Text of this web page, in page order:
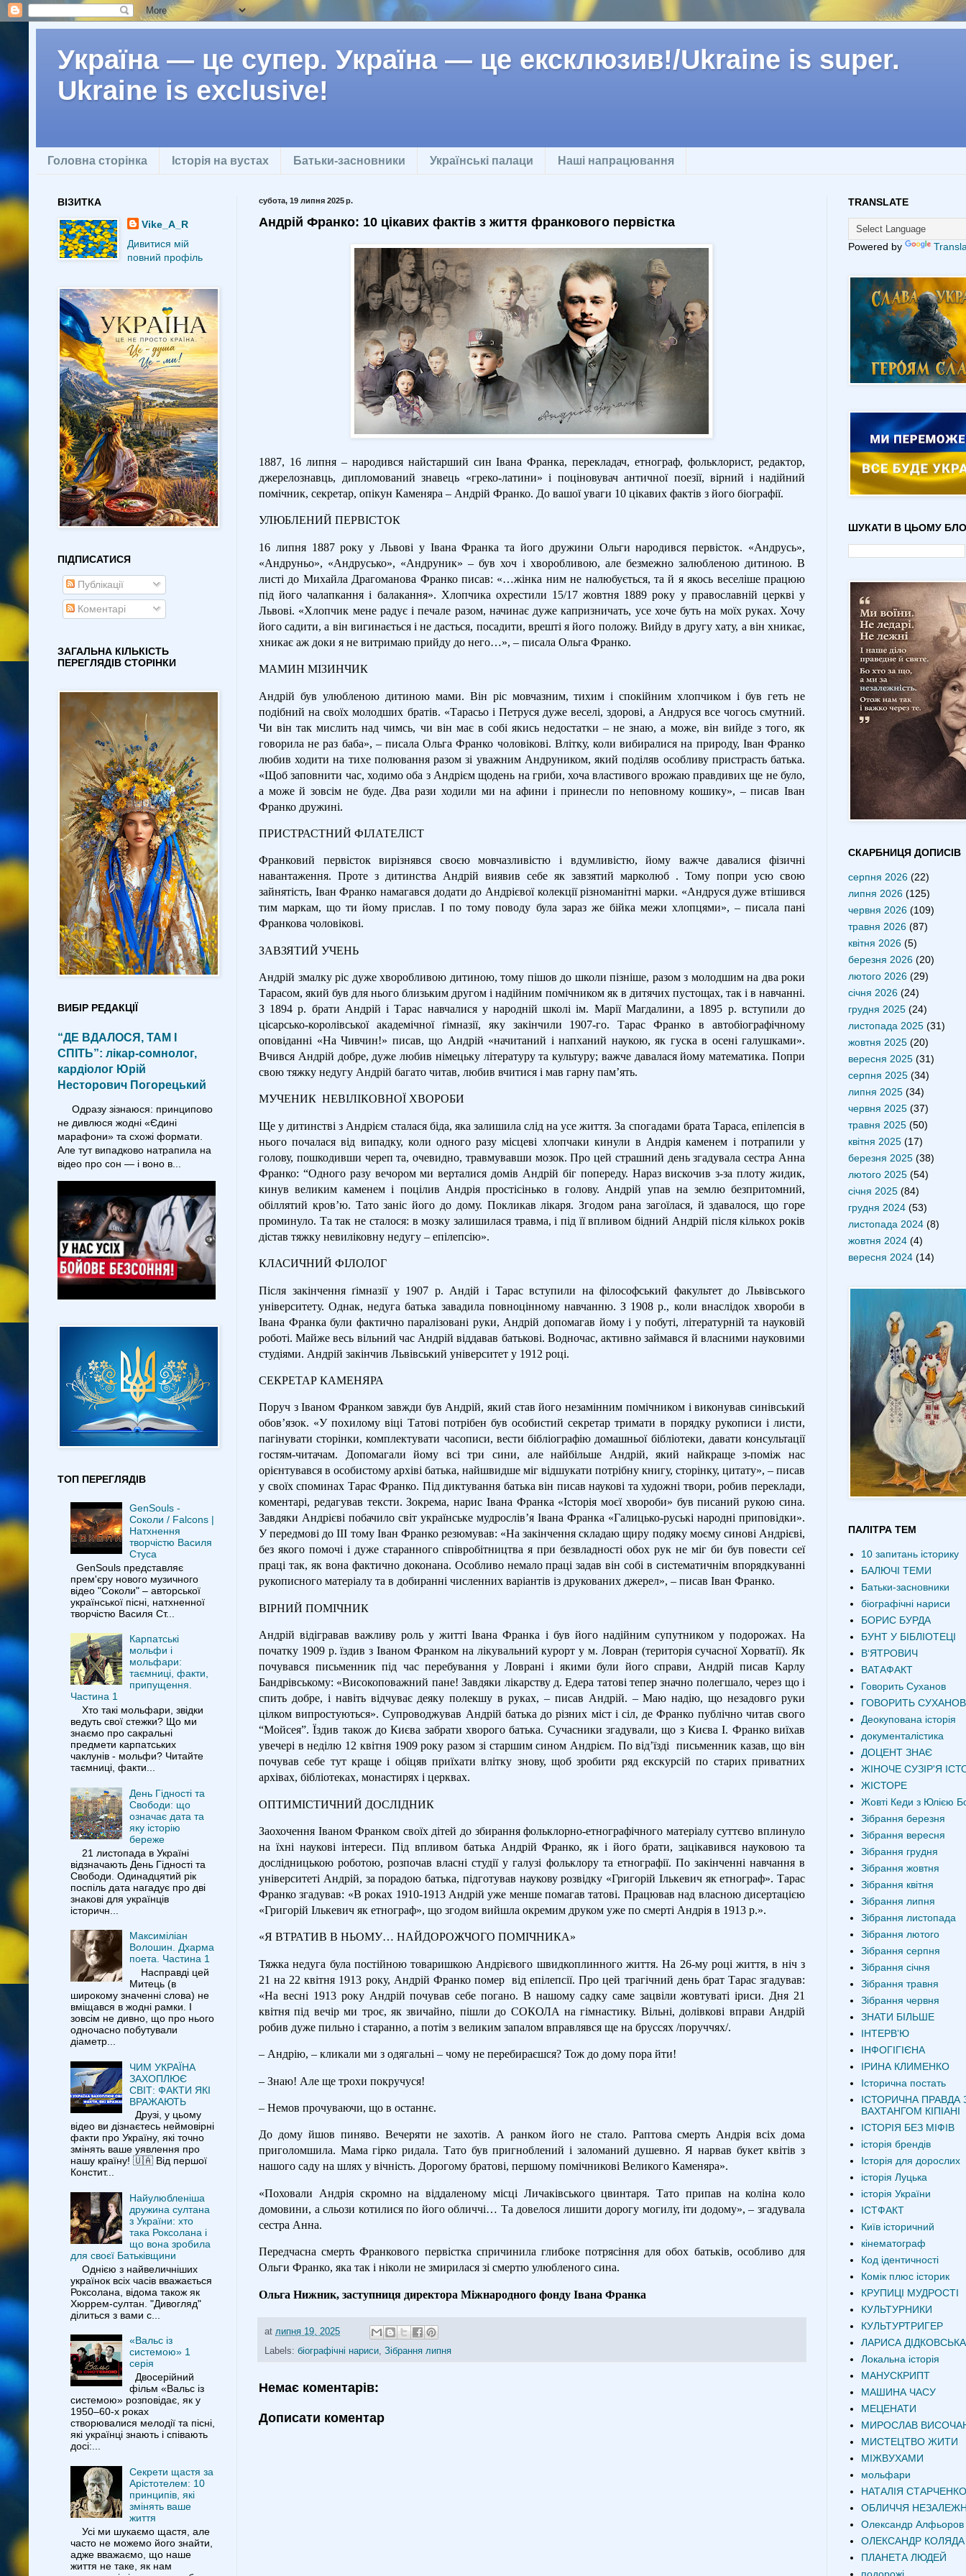
Україна — це супер. Україна — це ексклюзив!/Ukraine is super.
Ukraine is exclusive!
Головна сторінка Історія на вустах Батьки-засновники Українські палаци Наші напрацювання
субота, 19 липня 2025 р.
Андрій Франко: 10 цікавих фактів з життя франкового первістка
1887, 16 липня – народився найстарший син Івана Франка, перекладач, етнограф, фольклорист, редактор,
джерелознавць, дипломований знавець «греко-латини» і поціновувач античної поезії, вірний і надійний
помічник, секретар, опікун Каменяра – Андрій Франко. До вашої уваги 10 цікавих фактів з його біографії.
УЛЮБЛЕНИЙ ПЕРВІСТОК
16 липня 1887 року у Львові у Івана Франка та його дружини Ольги народився первісток. «Андрусь»,
«Андруньо», «Андрусько», «Андруник» – був хоч і хворобливою, але безмежно залюбленою дитиною. В
листі до Михайла Драгоманова Франко писав: «…жінка ним не налюбується, та й я якось веселіше працюю
під його чалапкання і балакання». Хлопчика охрестили 15/17 жовтня 1889 року у православній церкві у
Львові. «Хлопчик мене радує і печале разом, начинає дуже капризничать, усе хоче буть на моїх руках. Хочу
його садити, а він вигинається і не дасться, посадити, врешті я його положу. Вийду в другу хату, а він хникає,
хникає аж доки я не витримаю прийду до него…», – писала Ольга Франко.
МАМИН МІЗИНЧИК
Андрій був улюбленою дитиною мами. Він ріс мовчазним, тихим і спокійним хлопчиком і був геть не
подібний на своїх молодших братів. «Тарасьо і Петруся дуже веселі, здорові, а Андруся все чогось смутний.
Чи він так мислить над чимсь, чи він має в собі якись недостатки – не знаю, а може, він вийде з того, як
говорила не раз баба», – писала Ольга Франко чоловікові. Влітку, коли вибиралися на природу, Іван Франко
любив ходити на тихе полювання разом зі уважним Андруником, який поділяв особливу пристрасть батька.
«Щоб заповнити час, ходимо оба з Андрієм щодень на гриби, хоча властивого врожаю правдивих ще не було,
а може й зовсім не буде. Два рази ходили ми на афини і принесли по неповному кошику», – писав Іван
Франко дружині.
ПРИСТРАСТНИЙ ФІЛАТЕЛІСТ
Франковий первісток вирізнявся своєю мовчазливістю і вдумливістю, йому важче давалися фізичні
навантаження. Проте з дитинства Андрій виявив себе як завзятий марколюб . Тому попри усю свою
зайнятість, Іван Франко намагався додати до Андрієвої колекції різноманітні марки. «Андруся дуже втішився
тим маркам, що ти йому прислав. І по тому поводу була зараз же бійка межи хлопцями», – писала пані
Франкова чоловікові.
ЗАВЗЯТИЙ УЧЕНЬ
Андрій змалку ріс дуже хворобливою дитиною, тому пішов до школи пізніше, разом з молодшим на два роки
Тарасом, який був для нього близьким другом і надійним помічником як в дитячих пустощах, так і в навчанні.
З 1894 р. брати Андрій і Тарас навчалися у народній школі ім. Марії Магдалини, а 1895 р. вступили до
цісарсько-королівської академічної ґімназії, яку закінчили 1907-го. Тарас Франко в автобіографічному
оповіданні «На Чивчин!» писав, що Андрій «начитаний і напханий наукою, як гуска в осені галушками».
Вчився Андрій добре, дуже любив німецьку літературу та культуру; важче давалася йому математика. Попри
свою тяжку недугу Андрій багато читав, любив вчитися і мав гарну пам’ять.
МУЧЕНИК НЕВІЛІКОВНОЇ ХВОРОБИ
Ще у дитинстві з Андрієм сталася біда, яка залишила слід на усе життя. За спогадами брата Тараса, епілепсія в
нього почалася від випадку, коли одного разу місцеві хлопчаки кинули в Андрія каменем і потрапили у
голову, пошкодивши череп та, очевидно, травмувавши мозок. Про цей страшний день згадувала сестра Анна
Франко: “Одного разу вечором ми верталися домів Андрій біг попереду. Нараз вискочив з-за плоту жидик,
кинув великим каменем і поцілив Андрія простісінько в голову. Андрій упав на землю безпритомний,
обіллятий кров’ю. Тато заніс його до дому. Покликав лікаря. Згодом рана загоїлася, й здавалося, що горе
проминуло. Та так не сталося: в мозку залишилася травма, і під її впливом бідний Андрій після кількох років
дістав тяжку невиліковну недугу – епілепсію».
КЛАСИЧНИЙ ФІЛОЛОГ
Після закінчення ґімназії у 1907 р. Андій і Тарас вступили на філософський факультет до Львівського
університету. Однак, недуга батька завадила повноцінному навчанню. З 1908 р., коли внаслідок хвороби в
Івана Франка були фактично паралізовані руки, Андрій допомагав йому і у побуті, літературній та науковій
роботі. Майже весь вільний час Андрій віддавав батькові. Водночас, активно займався й власними науковими
студіями. Андрій закінчив Львівський університет у 1912 році.
СЕКРЕТАР КАМЕНЯРА
Поруч з Іваном Франком завжди був Андрій, який став його незамінним помічником і виконував синівський
обов’язок. «У похилому віці Татові потрібен був особистий секретар тримати в порядку рукописи і листи,
пагінувати сторінки, комплектувати часописи, вести бібліографію домашньої бібліотеки, давати консультації
гостям-читачам. Допомагали йому всі три сини, але найбільше Андрій, який найкраще з-поміж нас
орієнтувався в особистому архіві батька, найшвидше міг відшукати потрібну книгу, сторінку, цитату», – писав
у своїх споминах Тарас Франко. Під диктування батька він писав наукові та художні твори, робив переклади,
коментарі, редагував тексти. Зокрема, нарис Івана Франка «Історія моєї хвороби» був писаний рукою сина.
Завдяки Андрієві побачило світ українське мудрослів’я Івана Франка «Галицько-руські народні приповідки».
У передмові до ІІІ тому Іван Франко резюмував: «На закінчення складаю щиру подяку моєму синові Андрієві,
без якого помочі і дуже старанного співробітництва я при безвладності обох рук не міг би був повести сеї
праці так, як вона фактично доконана. Особливо немало праці задав він собі в систематичнім впорядкуванні
рукописного матеріалу та в добиранні численних варіантів із друкованих джерел», – писав Іван Франко.
ВІРНИЙ ПОМІЧНИК
Андрій відігравав важливу роль у житті Івана Франка і був його надійним супутником у подорожах. На
початку 1909 р. їздив з Іваном Франком на лікувальний курорт у м. Ловран (територія сучасної Хорватії). Як
почувався письменник під час перебування у Ловрані і якими були його справи, Андрій писав Карлу
Бандрівському: «Високоповажний пане! Завдяки лікарству д. Едера татові тепер значно полегшало, через що і
спить добре, і навіть відчуває деяку полекшу в руках, – писав Андрій. – Маю надію, що незадовго руки
цілком випростуються». Супроводжував Андрій батька до різних міст і сіл, де Франко публічно читав свого
“Мойсея”. Їздив також до Києва забрати хворого батька. Сучасники згадували, що з Києва І. Франко виїхав
увечері в неділю 12 квітня 1909 року разом зі старшим сином Андрієм. По від’їзді
письменник казав, що він
почував себе тут краще і обіцяв приїхати влітку знову, щоб зробити ряд екскурсій по старих приватних
архівах, бібліотеках, монастирях і церквах.
ОПТИМІСТИЧНИЙ ДОСЛІДНИК
Заохочення Іваном Франком своїх дітей до збирання фольклорно-етнографічного матеріалу суттєво вплинуло
на їхні наукові інтереси. Під впливом батька Андрій Франко, як і його брати, зацікавився науковою та
дослідницькою роботою, розпочав власні студії у галузі фольклору та етнографії. По закінченні навчання в
університеті Андрій, за порадою батька, підготував наукову розвідку «Григорій Ількевич як етнограф». Тарас
Франко згадував: «В роках 1910-1913 Андрій уже менше помагав татові. Працював над власною дисертацією
«Григорій Ількевич як етнограф», що згодом вийшла окремим друком уже по смерті Андрія в 1913 р.».
«Я ВТРАТИВ В НЬОМУ… НАЙДОРОЖЧОГО ПОМІЧНИКА»
Тяжка недуга була постійною товаришкою Андрієвого швидкоплинного життя. На 26-му році життя, в ніч з
21 на 22 квітня 1913 року, Андрій Франко помер
від епілепсії. Про цей трагічний день брат Тарас згадував:
«На весні 1913 року Андрій почував себе погано. В нашому садку саме зацвіли жовтуваті іриси. Дня 21
квітня під вечір ми троє, як звичайно, пішли до СОКОЛА на гімнастику. Вільні, долівкові вправи Андрій
робив дуже пильно і старанно, а потім з великим запалом вправлявся ще на бруссях /поруччях/.
– Андрію, – кликали ми з одягальні – чому не перебираєшся? Тож до дому пора йти!
– Знаю! Але ще трохи покручуся!
– Немов прочуваючи, що в останнє.
До дому йшов пиняво. Вечеряти не захотів. А ранком його не стало. Раптова смерть Андрія всіх дома
приголомшила. Мама гірко ридала. Тато був пригноблений і заломаний душевно. Я нарвав букет квітів з
нашого саду на шлях у вічність. Дорогому братові, першому помічникові Великого Каменяра».
«Поховали Андрія скромно на віддаленому місці Личаківського цвинтаря. Тато припав на коліна коло
домовини, а сльози котилися по його обличчі… Та довелося лишити дорогу могилу, іти додому», – згадувала
сестра Анна.
Передчасна смерть Франкового первістка спричинила глибоке потрясіння для обох батьків, особливо для
Ольги Франко, яка так і ніколи не змирилася зі смертю улюбленого сина.
Ольга Нижник, заступниця директора Міжнародного фонду Івана Франка
at липня 19, 2025
Labels: біографічні нариси, Зібрання липня
Немає коментарів:
Дописати коментар
ВІЗИТКА
Vike_A_R
Дивитися мій
повний профіль
ПІДПИСАТИСЯ
Публікації
Коментарі
ЗАГАЛЬНА КІЛЬКІСТЬ
ПЕРЕГЛЯДІВ СТОРІНКИ
ВИБІР РЕДАКЦІЇ
“ДЕ ВДАЛОСЯ, ТАМ І
СПІТЬ”: лікар-сомнолог,
кардіолог Юрій
Несторович Погорецький
Одразу зізнаюся: принципово
не дивлюся жодні «Єдині
марафони» та схожі формати.
Але тут випадково натрапила на
відео про сон — і воно в...
ТОП ПЕРЕГЛЯДІВ
GenSouls -
Соколи / Falcons |
Натхнення
творчістю Василя
Стуса
GenSouls представляє
прем'єру нового музичного
відео "Соколи" – авторської
української пісні, натхненної
творчістю Василя Ст...
Карпатські
мольфи і
мольфари:
таємниці, факти,
припущення.
Частина 1
Хто такі мольфари, звідки
ведуть свої стежки? Що ми
знаємо про сакральні
предмети карпатських
чаклунів - мольфи? Читайте
таємниці, факти...
День Гідності та
Свободи: що
означає дата та
яку історію
береже
21 листопада в Україні
відзначають День Гідності та
Свободи. Одинадцятий рік
поспіль дата нагадує про дві
знакові для українців
історичн...
Максиміліан
Волошин. Дхарма
поета. Частина 1
Насправді цей
Митець (в
широкому значенні слова) не
вміщався в жодні рамки. І
зовсім не дивно, що про нього
одночасно побутували
діаметр...
ЧИМ УКРАЇНА
ЗАХОПЛЮЄ
СВІТ: ФАКТИ ЯКІ
ВРАЖАЮТЬ
Друзі, у цьому
відео ви дізнаєтесь неймовірні
факти про Україну, які точно
змінять ваше уявлення про
нашу країну! 🇺🇦 Від першої
Констит...
Найулюбленіша
дружина султана
з України: хто
така Роксолана і
що вона зробила
для своєї Батьківщини
Однією з найвеличніших
українок всіх часів вважається
Роксолана, відома також як
Хюррем-султан. "Дивогляд"
ділиться з вами с...
«Вальс із
системою» 1
серія
Двосерійний
фільм «Вальс із
системою» розповідає, як у
1950–60-х роках
створювалися мелодії та пісні,
які українці знають і співають
досі:...
Секрети щастя за
Арістотелем: 10
принципів, які
змінять ваше
життя
Усі ми шукаємо щастя, але
часто не можемо його знайти,
адже вважаємо, що наше
життя не таке, як нам
TRANSLATE
Powered by
ШУКАТИ В ЦЬОМУ
СКАРБНИЦЯ ДОПИСІВ
серпня 2026 (22)
липня 2026 (125)
червня 2026 (109)
травня 2026 (87)
квітня 2026 (5)
березня 2026 (20)
лютого 2026 (29)
січня 2026 (24)
грудня 2025 (24)
листопада 2025 (31)
жовтня 2025 (20)
вересня 2025 (31)
серпня 2025 (34)
липня 2025 (34)
червня 2025 (37)
травня 2025 (50)
квітня 2025 (17)
березня 2025 (38)
лютого 2025 (54)
січня 2025 (84)
грудня 2024 (53)
листопада 2024 (8)
жовтня 2024 (4)
вересня 2024 (14)
ПАЛІТРА ТЕМ
10 запитань історику
БАЛЮЧІ ТЕМИ
Батьки-засновники
біографічні нариси
БОРИС БУРДА
БУНТ У БІБЛІОТЕЦІ
В‘ЯТРОВИЧ
ВАТАФАКТ
Говорить Суханов
ГОВОРИТЬ СУХАНОВ
Деокупована історія
документалістика
ДОЦЕНТ ЗНАЄ
ЖІНОЧЕ СУЗІР'Я
ЖІСТОРЕ
Жовті Кеди з Юлією
Зібрання березня
Зібрання вересня
Зібрання грудня
Зібрання жовтня
Зібрання квітня
Зібрання липня
Зібрання листопада
Зібрання лютого
Зібрання серпня
Зібрання січня
Зібрання травня
Зібрання червня
ЗНАТИ БІЛЬШЕ
ІНТЕРВʼЮ
ІНФОГІГІЄНА
ІРИНА КЛИМЕНКО
Історична постать
ІСТОРИЧНА ПРАВДА
ВАХТАНГОМ КІПІАНІ
ІСТОРІЯ БЕЗ МІФІВ
історія брендів
Історія для дорослих
історія Луцька
історія України
ІСТФАКТ
Київ історичний
кінематограф
Код ідентичності
Комік плюс історик
КРУПИЦІ МУДРОСТІ
КУЛЬТУРНИКИ
КУЛЬТУРТРИГЕР
ЛАРИСА ДІДКОВСЬКА
Локальна історія
МАНУСКРИПТ
МАШИНА ЧАСУ
МЕЦЕНАТИ
МИРОСЛАВ
МИСТЕЦТВО ЖИТИ
МІЖВУХАМИ
мольфари
НАТАЛІЯ СТАРЧЕНКО
ОБЛИЧЧЯ
Олександр Алфьоров
ОЛЕКСАНДР КОЛЯДА
ПЛАНЕТА ЛЮДЕЙ
подорожі